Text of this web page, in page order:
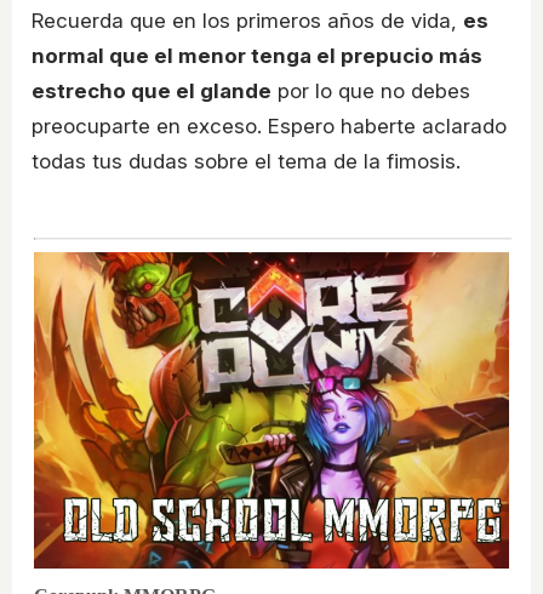
Recuerda que en los primeros años de vida, es
normal que el menor tenga el prepucio más
estrecho que el glande por lo que no debes
preocuparte en exceso. Espero haberte aclarado
todas tus dudas sobre el tema de la fimosis.